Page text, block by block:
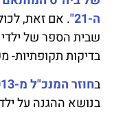
ה-21"
. אם זאת,
שבית הספר של
בדיקות תקופתיות-
בחוזר המנכ"ל מ-2013
בנושא ההגנה על